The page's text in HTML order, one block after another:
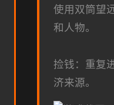
使用双筒望
和人物。
捡钱：重复
济来源。